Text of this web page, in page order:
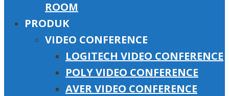
ROOM
PRODUK
VIDEO CONFERENCE
LOGITECH VIDEO CONFERENCE
POLY VIDEO CONFERENCE
AVER VIDEO CONFERENCE